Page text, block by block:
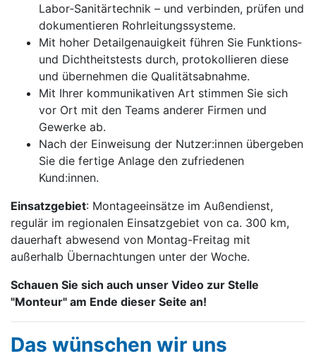
Labor‑Sanitärtechnik – und verbinden, prüfen und
dokumentieren Rohrleitungssysteme.
Mit hoher Detailgenauigkeit führen Sie Funktions‑
und Dichtheitstests durch, protokollieren diese
und übernehmen die Qualitätsabnahme.
Mit Ihrer kommunikativen Art stimmen Sie sich
vor Ort mit den Teams anderer Firmen und
Gewerke ab.
Nach der Einweisung der Nutzer:innen übergeben
Sie die fertige Anlage den zufriedenen
Kund:innen.
Einsatzgebiet: Montageeinsätze im Außendienst,
regulär im regionalen Einsatzgebiet von ca. 300 km,
dauerhaft abwesend von Montag-Freitag mit
außerhalb Übernachtungen unter der Woche.
Schauen Sie sich auch unser Video zur Stelle
"Monteur" am Ende dieser Seite an!
Das wünschen wir uns